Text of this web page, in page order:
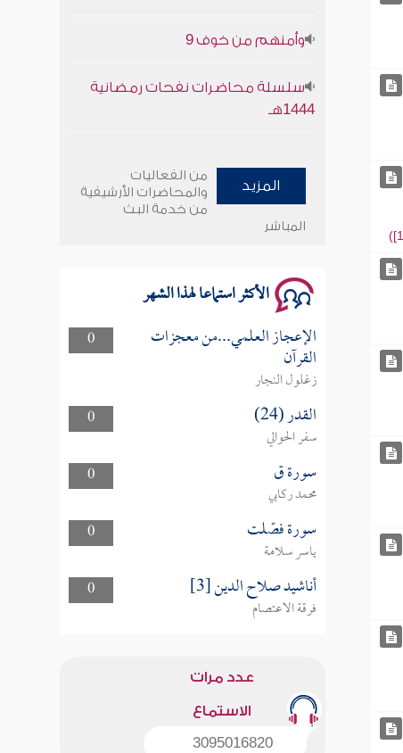
1444هـ
وأمنهم من خوف 9
سلسلة محاضرات نفحات رمضانية
المزيد
من الفعاليات
والمحاضرات الأرشيفية
من خدمة البث
المباشر
الأكثر استماعا لهذا الشهر
0 الإعجاز العلمي...من معجزات
القرآن
زغلول النجار
0
القدر (24)
سفر الحوالي
0
سورة ق
محمد ركابي
0
سورة فصّلت
ياسر سلامة
0
أناشيد صلاح الدين [3]
فرقة الاعتصام
عدد مرات
الاستماع
3095016820